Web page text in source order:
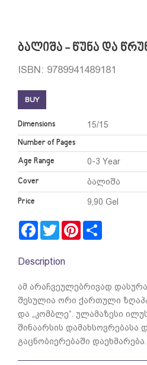
ბალიშა - წუნა და
ISBN: 9789941489181
BUY
Dimensions
15/15
Number of Pages
Age Range
0-3 Year
Cover ბალიშა
Price 9,90 Gel
Facebook
TwitterPinterest
Description
ამ არაჩვეულებრივად
შესულია ორი ქართული
და „კომბლე“. ულამაზესი
შინაარსის დამახსოვრებასა
გაცნობიერებაში დაეხმარება.